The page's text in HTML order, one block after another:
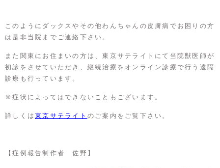
このようにダックスやその他わんちゃんの皮膚病でお困りの方
は是非当院までご連絡下さい。
また関東にお住まいの方は、東京サテライトにて当院獣医師が
初診をさせていただき、継続治療をオンライン診療で行う遠隔
診療も行っています。
※症状によってはできないこともございます。
詳しくは 東京サテライト のご案内をご覧下さい。
【症例報告制作者 佐野】